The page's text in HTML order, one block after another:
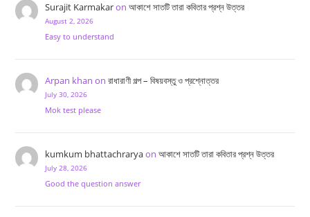
Surajit Karmakaron আকাশে সাতটি তারা কবিতার প্রশ্ন উত্তর
August 2, 2026
Easy to understand
Arpan khan on রাধারাণী গল্প – বিষয়বস্তু ও প্রশ্নোত্তর
July 30, 2026
Mok test please
kumkum bhattachraryaon আকাশে সাতটি তারা কবিতার প্রশ্ন উত্তর
July 28, 2026
Good the question answer